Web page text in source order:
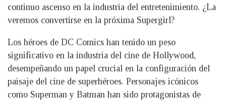
continuo ascenso en la industria del entretenimiento. ¿La
veremos convertirse en la próxima Supergirl?
Los héroes de DC Comics han tenido un peso
significativo en la industria del cine de Hollywood,
desempeñando un papel crucial en la configuración del
paisaje del cine de superhéroes. Personajes icónicos
como Superman y Batman han sido protagonistas de